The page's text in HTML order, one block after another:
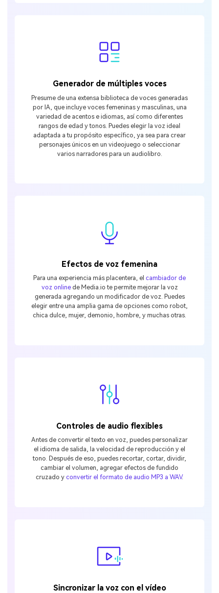
Generador de múltiples voces
Presume de una extensa biblioteca de voces generadas
por IA, que incluye voces femeninas y masculinas, una
variedad de acentos e idiomas, así como diferentes
rangos de edad y tonos. Puedes elegir la voz ideal
adaptada a tu propósito específico, ya sea para crear
personajes únicos en un videojuego o seleccionar
varios narradores para un audiolibro.
Efectos de voz femenina
Para una experiencia más placentera, el cambiador de
voz onlinede Media.io te permite mejorar la voz
generada agregando un modificador de voz. Puedes
elegir entre una amplia gama de opciones como robot,
chica dulce, mujer, demonio, hombre, y muchas otras.
Controles de audio flexibles
Antes de convertir el texto en voz, puedes personalizar
el idioma de salida, la velocidad de reproducción y el
tono. Después de eso, puedes recortar, cortar, dividir,
cambiar el volumen, agregar efectos de fundido
cruzado y convertir el formato de audio MP3 a WAV.
Sincronizar la voz con el vídeo